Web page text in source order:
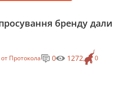
бренду дали
Протокола 0
0 1272